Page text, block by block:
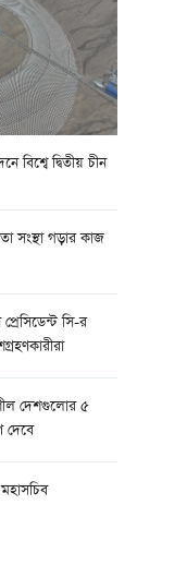
বিশ্বে দ্বিতীয় চীন
সংস্থা গড়ার কাজ
প্রেসিডেন্ট সি-র
দেশগুলোর ৫
দেবে